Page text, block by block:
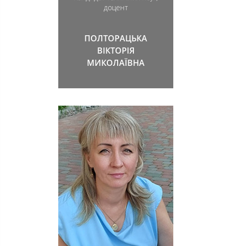
доцент
ПОЛТОРАЦЬКА
ВІКТОРІЯ
МИКОЛАЇВНА